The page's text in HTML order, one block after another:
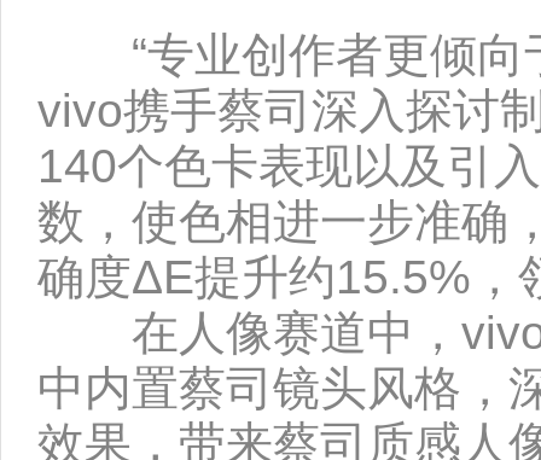
“专业创作者更倾向
vivo携手蔡司深入探讨
140个色卡表现以及引
数，使色相进一步准确
确度ΔE提升约15.5%，
在人像赛道中，vivo
中内置蔡司镜头风格，
效果，带来蔡司质感人